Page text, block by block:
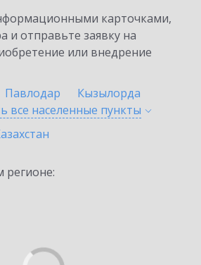
карточками,
и отправьте заявку на
или внедрение
Павлодар
Кызылорда
все населенные пункты